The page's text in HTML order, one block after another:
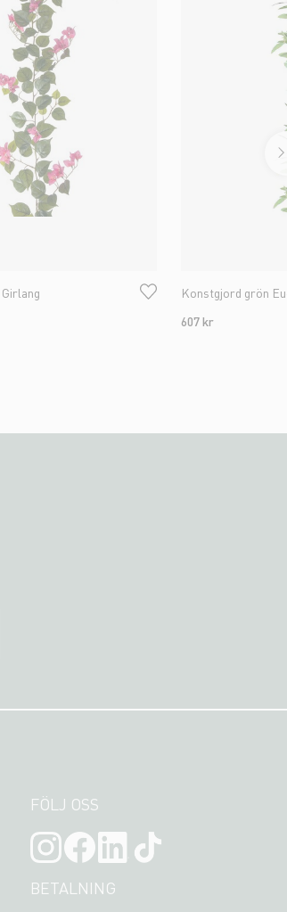
Konstgjord grön
607 kr
FÖLJ OSS
BETALNING